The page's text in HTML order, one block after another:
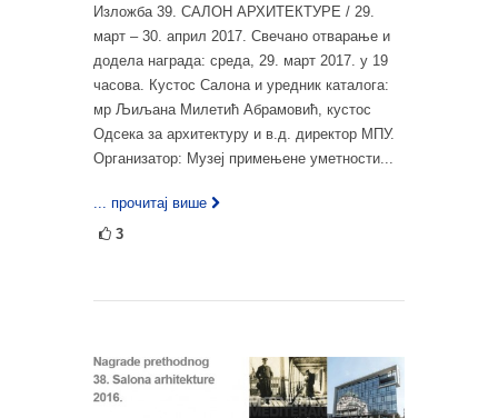
Изложба 39. САЛОН АРХИТЕКТУРЕ / 29.
март – 30. април 2017. Свечано отварање и
додела награда: среда, 29. март 2017. у 19
часова. Кустос Салона и уредник каталога:
мр Љиљана Милетић Абрамовић, кустос
Одсека за архитектуру и в.д. директор МПУ.
Организатор: Музеј примењене уметности...
... прочитај више
3